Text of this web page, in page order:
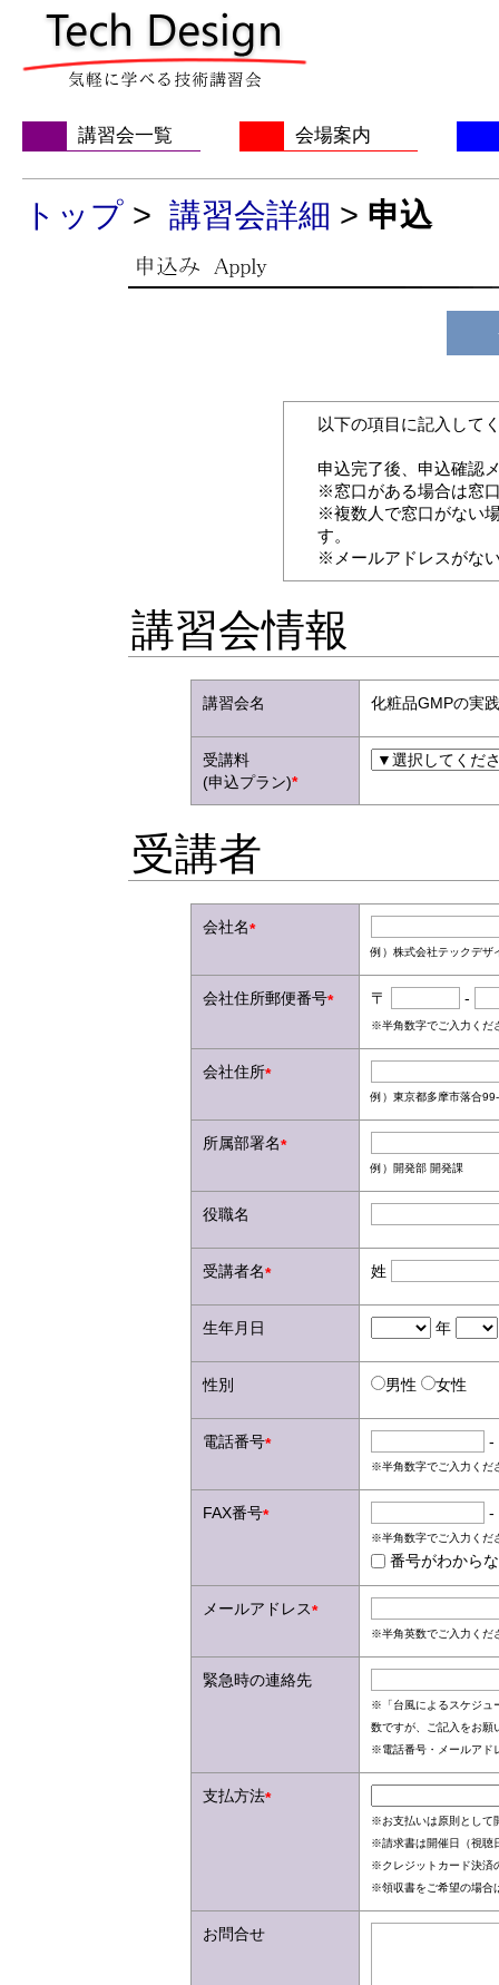
講習会一覧 会場案内
トップ > 講習会詳細 > 申込
以下の項目に記入して
申込完了後、申込確認
※窓口がある場合は窓
※複数人で窓口がない
す。
※メールアドレスがな
講習会情報
講習会名 化粧品GMPの実
受講料
(申込プラン)*
受講者
会社名*
例）株式会社テックデザ
会社住所郵便番号* 〒 -
※半角数字でご入力くだ
会社住所*
例）東京都多摩市落合
所属部署名*
例）開発部 開発課
役職名
受講者名* 姓
生年月日 年
性別 男性 女性
電話番号* -
※半角数字でご入力くだ
FAX番号* -
※半角数字でご入力くだ
番号がわから
メールアドレス*
※半角英数でご入力くだ
緊急時の連絡先
※「台風によるスケジュ
数ですが、ご記入をお願
※電話番号・メールアド
支払方法*
※お支払いは原則として
※請求書は開催日（視聴
※クレジットカード決済
※領収書をご希望の場合
お問合せ